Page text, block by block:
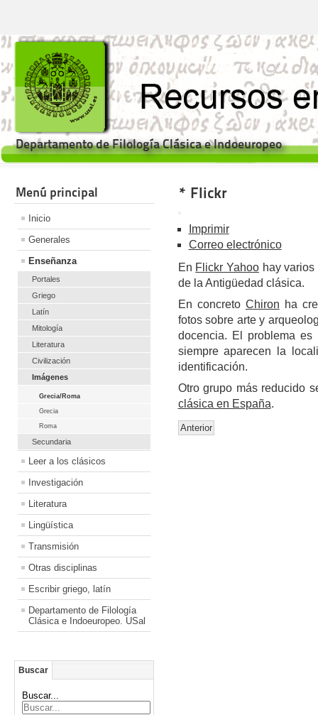
Departamento de Filología Clásica e Indoeuropeo
Menú principal
Inicio
Generales
Enseñanza
Portales
Griego
Latín
Mitología
Literatura
Civilización
Imágenes
Grecia/Roma
Grecia
Roma
Secundaria
Leer a los clásicos
Investigación
Literatura
Lingüística
Transmisión
Otras disciplinas
Escribir griego, latín
Departamento de Filología
Clásica e Indoeuropeo. USal
Buscar
Buscar...
* Flickr
Imprimir
Correo electrónico
En Flickr Yahoo hay
de la Antigüedad clásica.
En concreto Chiron ha
fotos sobre arte y
docencia. El problema
siempre aparecen la
identificación.
Otro grupo más reducido
clásica en España.
Anterior